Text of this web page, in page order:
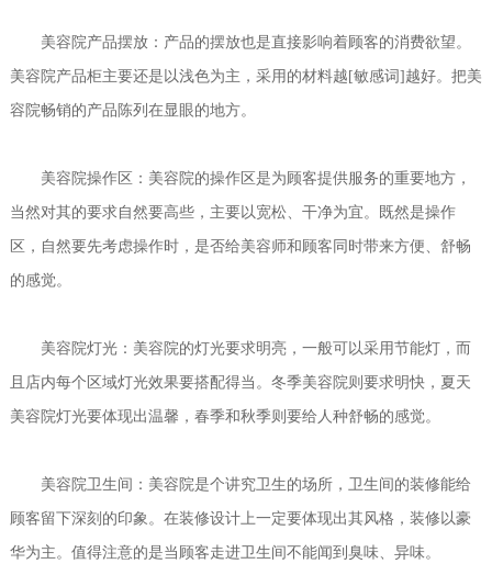
美容院产品摆放：产品的摆放也是直接影响着顾客的消费欲望。
美容院产品柜主要还是以浅色为主，采用的材料越[敏感词]越好。把美
容院畅销的产品陈列在显眼的地方。
美容院操作区：美容院的操作区是为顾客提供服务的重要地方，
当然对其的要求自然要高些，主要以宽松、干净为宜。既然是操作
区，自然要先考虑操作时，是否给美容师和顾客同时带来方便、舒畅
的感觉。
美容院灯光：美容院的灯光要求明亮，一般可以采用节能灯，而
且店内每个区域灯光效果要搭配得当。冬季美容院则要求明快，夏天
美容院灯光要体现出温馨，春季和秋季则要给人种舒畅的感觉。
美容院卫生间：美容院是个讲究卫生的场所，卫生间的装修能给
顾客留下深刻的印象。在装修设计上一定要体现出其风格，装修以豪
华为主。值得注意的是当顾客走进卫生间不能闻到臭味、异味。